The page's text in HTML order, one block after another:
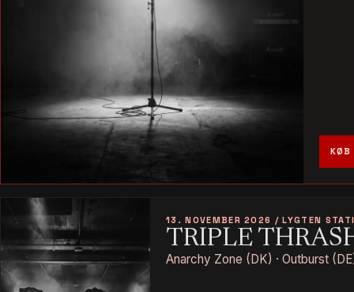
KØB
13. NOVEMBER 2026 / LYGTEN
TRIPLE
Anarchy Zone (DK) · Outburst